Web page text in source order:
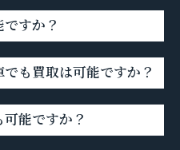
すか？
も買取は可能ですか？
能ですか？